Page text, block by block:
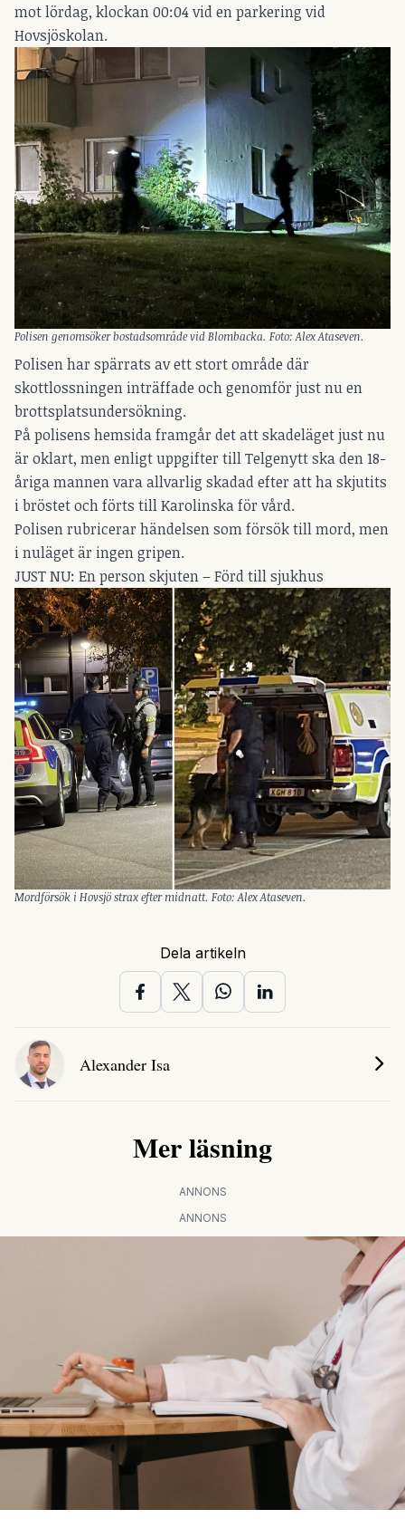
mot lördag, klockan 00:04 vid en parkering vid
Hovsjöskolan.
Polisen genomsöker bostadsområde vid Blombacka. Foto: Alex Ataseven.
Polisen har spärrats av ett stort område där
skottlossningen inträffade och genomför just nu en
brottsplatsundersökning.
På polisens hemsida framgår det att skadeläget just nu
är oklart, men enligt uppgifter till Telgenytt ska den 18-
åriga mannen vara allvarlig skadad efter att ha skjutits
i bröstet och förts till Karolinska för vård.
Polisen rubricerar händelsen som försök till mord, men
i nuläget är ingen gripen.
JUST NU: En person skjuten – Förd till sjukhus
Mordförsök i Hovsjö strax efter midnatt. Foto: Alex Ataseven.
Dela artikeln
Alexander Isa
Mer läsning
ANNONS
ANNONS